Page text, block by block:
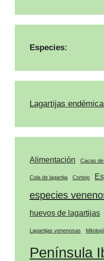
Especies:
Lagartijas
Alimentación Cacas
Cola de lagartija Cortejo
especies
huevos de lagartijas
Lagartijas venenosas
Península